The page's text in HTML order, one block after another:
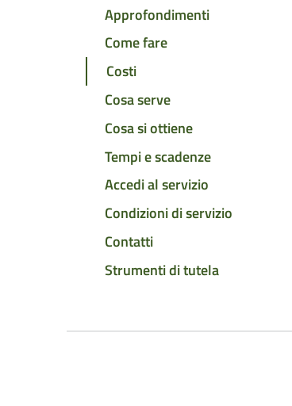
Approfondimenti
Come fare
Costi
Cosa serve
Cosa si ottiene
Tempi e scadenze
Accedi al servizio
Condizioni di servizio
Contatti
Strumenti di tutela